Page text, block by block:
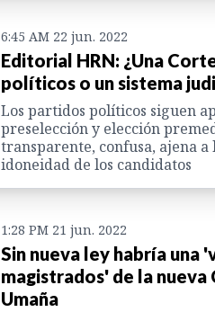
6:45 AM 22 jun. 2022
Editorial HRN: ¿Una
políticos o un sistema
Los partidos políticos siguen
preselección y elección
transparente, confusa, ajena
idoneidad de los candidatos
1:28 PM 21 jun. 2022
Sin nueva ley habría una
magistrados' de la nueva
Umaña